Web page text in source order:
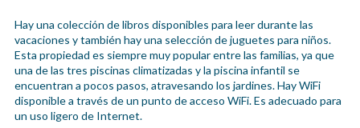
Hay una colección de libros disponibles para leer durante las
vacaciones y también hay una selección de juguetes para niños.
Esta propiedad es siempre muy popular entre las familias, ya que
una de las tres piscinas climatizadas y la piscina infantil se
encuentran a pocos pasos, atravesando los jardines. Hay WiFi
disponible a través de un punto de acceso WiFi. Es adecuado para
un uso ligero de Internet.